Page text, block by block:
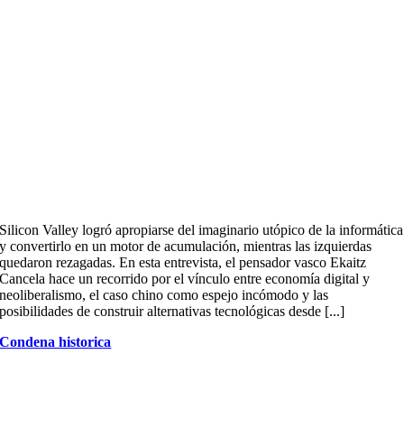
Silicon Valley logró apropiarse del imaginario utópico de la informática
y convertirlo en un motor de acumulación, mientras las izquierdas
quedaron rezagadas. En esta entrevista, el pensador vasco Ekaitz
Cancela hace un recorrido por el vínculo entre economía digital y
neoliberalismo, el caso chino como espejo incómodo y las
posibilidades de construir alternativas tecnológicas desde [...]
Condena historica